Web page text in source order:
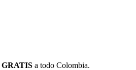
GRATIS a todo Colombia.